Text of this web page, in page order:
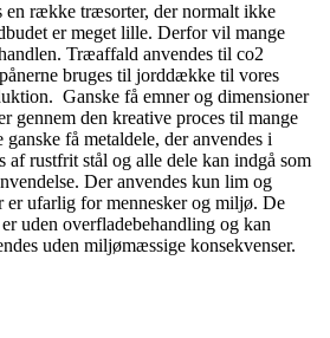
en række træsorter, der normalt ikke
er meget lille. Derfor vil mange
Træaffald anvendes til co2
bruges til jorddække til vores
Ganske få emner og dimensioner
gennem den kreative proces til mange
få metaldele, der anvendes i
af rustfrit stål og alle dele kan indgå som
Der anvendes kun lim og
er ufarlig for mennesker og miljø. De
uden overfladebehandling og kan
uden miljømæssige konsekvenser.